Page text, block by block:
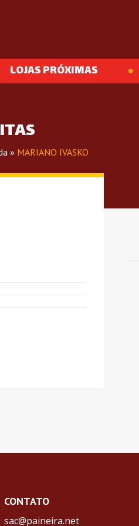
LOJAS PRÓXIMAS
» MARIANO IVASKO
CONTATO
sac@paineira.net